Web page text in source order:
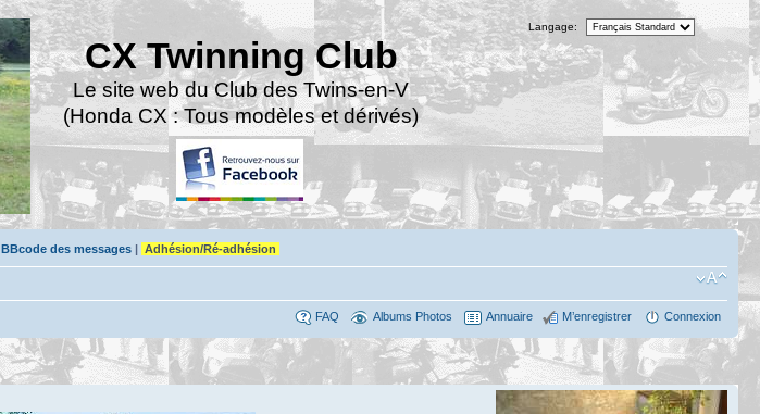
CX Twinning Club
Le site web du Club des Twins-en-V
(Honda CX : Tous modèles et dérivés)
Langage:
BBcode des messages | Adhésion/Ré-adhésion
FAQ Albums Photos Annuaire M’enregistrer Connexion